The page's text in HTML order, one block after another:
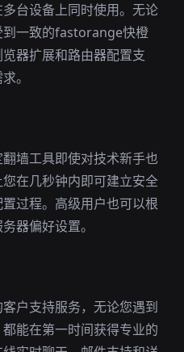
台设备上同时使用。无论
到一致的fastorange快橙
器扩展和路由器配置支
。
墙工具即使对技术新手也
在几秒钟内即可建立安全
过程。高级用户也可以根
器偏好设置。
户支持服务，无论您遇到
能在第一时间获得专业的